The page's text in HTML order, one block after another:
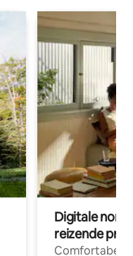
Digitale
reizende
Comfortabele